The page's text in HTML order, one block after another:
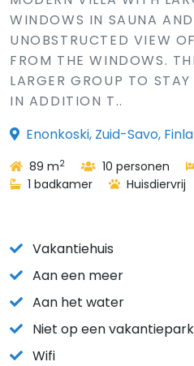
WINDOWS IN SAUNA
UNOBSTRUCTED VIEW
FROM THE WINDOWS.
LARGER GROUP TO
IN ADDITION T..
Enonkoski, Zuid-Savo,
89 m2 10 personen
1 badkamer
Huisdiervrij
Vakantiehuis
Aan een meer
Aan het water
Niet op een vakantiepark
Wifi